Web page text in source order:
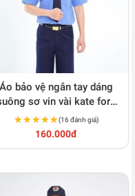
Áo bảo vệ ngắn tay dáng
sơ vin vài kate ford
siêu bền màu xanh BH04A
★★★★★
★★★★★(16 đánh giá)
160.000đ